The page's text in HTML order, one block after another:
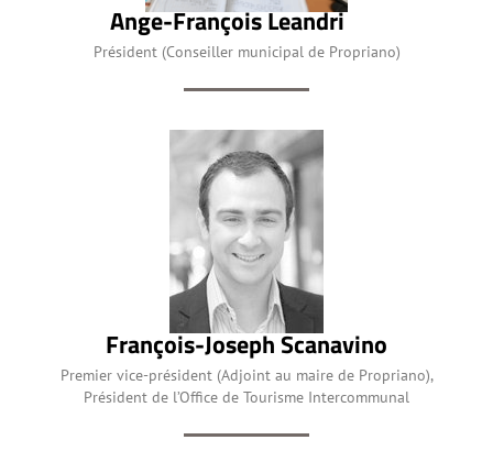
Ange-François Leandri
Président (Conseiller municipal de Propriano)
François-Joseph Scanavino
Premier vice-président (Adjoint au maire de Propriano),
Président de l’Office de Tourisme Intercommunal